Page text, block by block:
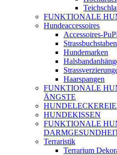
FUNKTIONALE
Hundeaccessoires
Accessoires-
Strassbuchstaben
Hundemarken
Haarspangen
FUNKTIONALE
ÄNGSTE
HUNDEKISSEN
FUNKTIONALE
Terraristik
Terrarium